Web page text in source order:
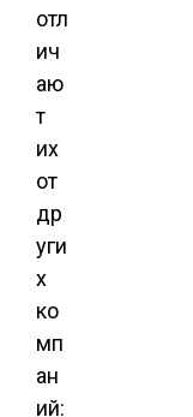
отл
ич
аю
т
их
от
др
уги
х
ко
мп
ан
ий: